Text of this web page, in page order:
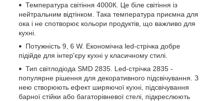
Температура світіння 4000К. Це біле світіння із
нейтральним відтінком. Така температура приємна для
ока і не спотворює кольори продуктів, що важливо для
кухні.
Потужність 9, 6 W. Економічна led-стрічка добре
підійде для інтер'єру кухні у класичному стилі.
Тип світлодіода SMD 2835. Led-стрічка 2835 -
популярне рішення для декоративного підсвічування. З
нею створюють ефект ширяючої кухні, підсвічування
барної стійки або багаторівневої стелі, підкреслюють